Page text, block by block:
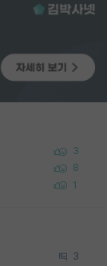
3
8
1
3